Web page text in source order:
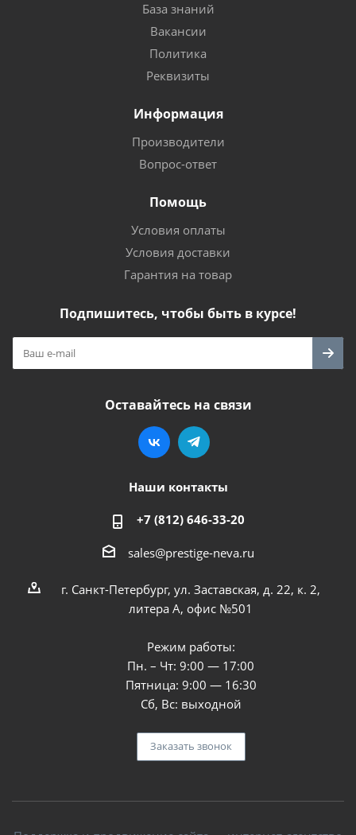
База знаний
Вакансии
Политика
Реквизиты
Информация
Производители
Вопрос-ответ
Помощь
Условия оплаты
Условия доставки
Гарантия на товар
Подпишитесь, чтобы быть в курсе!
Оставайтесь на связи
Наши контакты
+7 (812) 646-33-20
sales@prestige-neva.ru
г. Санкт-Петербург, ул. Заставская, д. 22, к. 2,
литера А, офис №501
Режим работы:
Пн. – Чт: 9:00 — 17:00
Пятница: 9:00 — 16:30
Сб, Вс: выходной
Заказать звонок